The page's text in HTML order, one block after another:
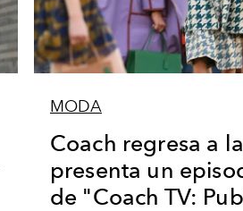
MODA
Coach regresa a
presenta un
de "Coach TV: